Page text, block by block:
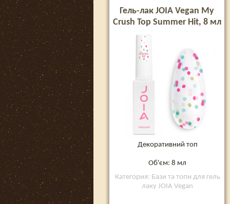
Гель-лак JOIA Vegan My
Crush Top Summer Hit, 8 мл
Декоративний топ
Об'єм: 8 мл
Категория: Бази та топи для гель
лаку JOIA Vegan